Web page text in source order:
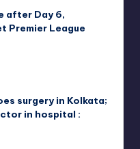
after Day 6,
Premier League
surgery in Kolkata;
in hospital :